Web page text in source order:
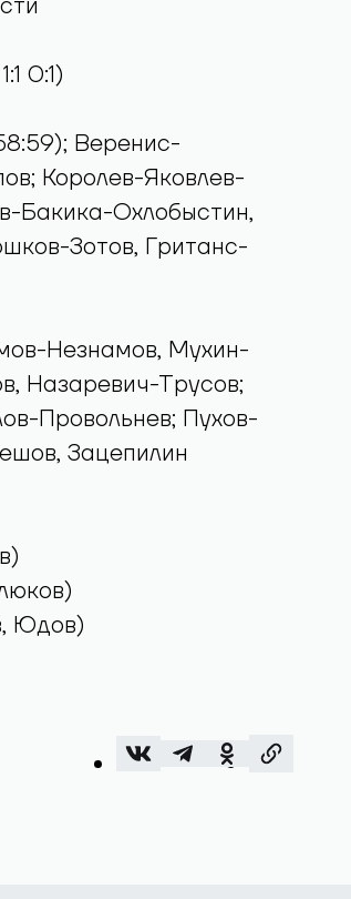
0:1)
Веренис-
Королев-Яковлев-
Бакика-Охлобыстин,
Зотов, Гританс-
Незнамов, Мухин-
Назаревич-Трусов;
Провольнев; Пухов-
Зацепилин
Юдов)